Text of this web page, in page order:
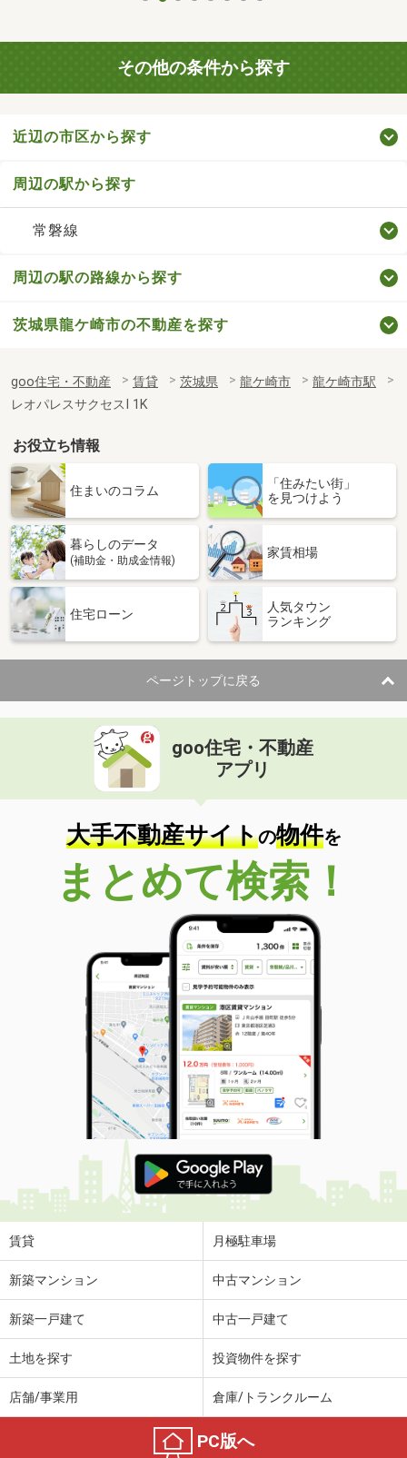
その他の条件から探す
近辺の市区から探す
周辺の駅から探す
常磐線
周辺の駅の路線から探す
茨城県龍ケ崎市の不動産を探す
goo住宅・不動産 賃貸 茨城県 龍ケ崎市
龍ケ崎市駅
レオパレスサクセスⅠ 1K
お役立ち情報
住まいのコラム
「住みたい街」
を見つけよう
暮らしのデータ
(補助金・助成金情報)
家賃相場
住宅ローン
人気タウン
ランキング
ページトップに戻る
goo住宅・不動産
アプリ
大手不動産サイトの物件を
まとめて検索！
賃貸 月極駐車場
新築マンション 中古マンション
新築一戸建て 中古一戸建て
土地を探す 投資物件を探す
店舗/事業用 倉庫/トランクルーム
PC版へ